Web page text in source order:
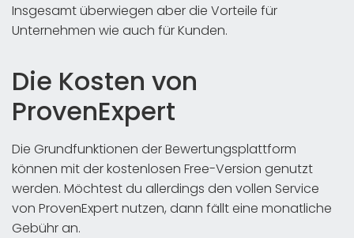
Insgesamt überwiegen aber die Vorteile für
Unternehmen wie auch für Kunden.
Die Kosten von
ProvenExpert
Die Grundfunktionen der Bewertungsplattform
können mit der kostenlosen Free-Version genutzt
werden. Möchtest du allerdings den vollen Service
von ProvenExpert nutzen, dann fällt eine monatliche
Gebühr an.